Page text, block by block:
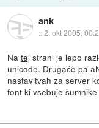
ank
::2. okt 2005,
Natej strani je lepo
unicode. Drugače pa
nastavitvah za server
font ki vsebuje